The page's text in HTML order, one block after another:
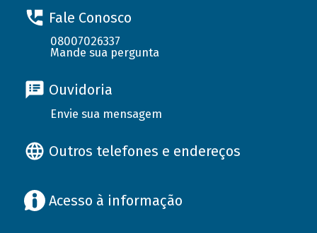
Fale Conosco
08007026337
Mande sua pergunta
Ouvidoria
Envie sua mensagem
Outros telefones e endereços
Acesso à informação